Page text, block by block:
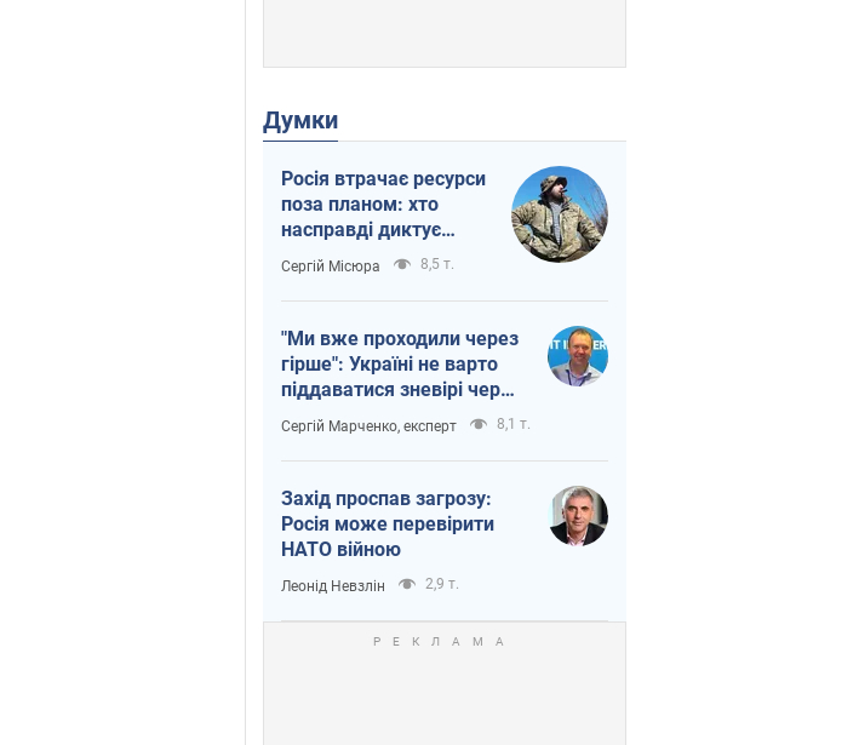
Думки
Росія втрачає ресурси
поза планом: хто
насправді диктує
темп війни
Сергій Місюра 8,5 т.
"Ми вже проходили через
гірше": Україні не варто
піддаватися зневірі через
ракетний терор
Сергій Марченко, експерт 8,1 т.
Захід проспав загрозу:
Росія може перевірити
НАТО війною
Леонід Невзлін 2,9 т.